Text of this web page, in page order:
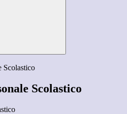
Scolastico
Scolastico